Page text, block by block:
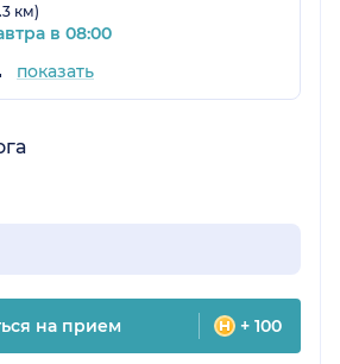
км)
в 08:00
показать
на прием + 100